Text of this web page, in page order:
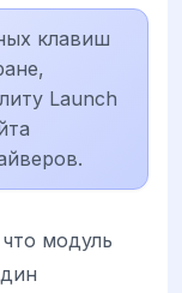
клавиш
Launch
модуль